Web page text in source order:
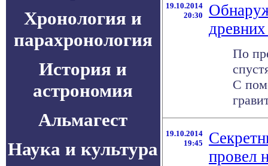
Хронология и
парахронология
История и
астрономия
Альмагест
Наука и культура
19.10.2014
20:30
древних
По
С
19.10.2014
19:45
провел